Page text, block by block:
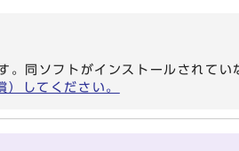
同ソフトがインストールされてい
してください。